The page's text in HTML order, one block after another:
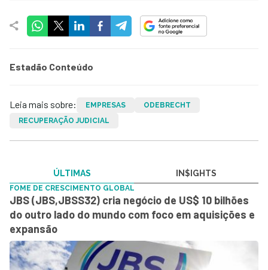
Estadão Conteúdo
Leia mais sobre: EMPRESAS
ODEBRECHT
RECUPERAÇÃO JUDICIAL
ÚLTIMAS IN$IGHTS
FOME DE CRESCIMENTO GLOBAL
JBS (JBS,JBSS32) cria negócio de US$ 10 bilhões
do outro lado do mundo com foco em aquisições e
expansão